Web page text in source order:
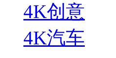
4K创意
4K汽车